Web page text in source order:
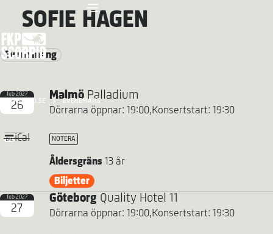
FKP SCORPIO.SE EVENEMANG
SOFIE HAGEN
Evenemang
feb 2027
26
iCal
MalmöPalladium
Dörrarna öppnar: 19:00,Konsertstart: 19:30
NOTERA
Åldersgräns 13 år
Biljetter
feb 2027
27
Göteborg Quality Hotel 11
Dörrarna öppnar: 19:00,Konsertstart: 19:30